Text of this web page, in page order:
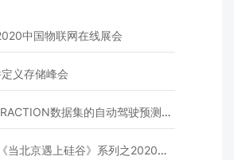
中国物联网在线展会
义存储峰会
数据集的自动驾驶预测模型挑战赛
北京遇上硅谷》系列之2020年度开源峰会